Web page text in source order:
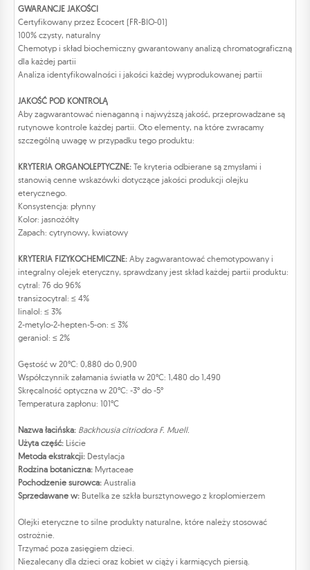
GWARANCJE JAKOŚCI
Certyfikowany przez Ecocert (FR-BIO-01)
100% czysty, naturalny
Chemotyp i skład biochemiczny gwarantowany analizą chromatograficzną
dla każdej partii
Analiza identyfikowalności i jakości każdej wyprodukowanej partii
JAKOŚĆ POD KONTROLĄ
Aby zagwarantować nienaganną i najwyższą jakość, przeprowadzane są
rutynowe kontrole każdej partii. Oto elementy, na które zwracamy
szczególną uwagę w przypadku tego produktu:
KRYTERIA ORGANOLEPTYCZNE: Te kryteria odbierane są zmysłami i
stanowią cenne wskazówki dotyczące jakości produkcji olejku
eterycznego.
Konsystencja: płynny
Kolor: jasnożółty
Zapach: cytrynowy, kwiatowy
KRYTERIA FIZYKOCHEMICZNE: Aby zagwarantować chemotypowany i
integralny olejek eteryczny, sprawdzany jest skład każdej partii produktu:
cytral: 76 do 96%
transizocytral: ≤ 4%
linalol: ≤ 3%
2-metylo-2-hepten-5-on: ≤ 3%
geraniol: ≤ 2%
Gęstość w 20°C: 0,880 do 0,900
Współczynnik załamania światła w 20°C: 1,480 do 1,490
Skręcalność optyczna w 20°C: -3° do -5°
Temperatura zapłonu: 101°C
Nazwa łacińska: Backhousia citriodora F. Muell.
Użyta część: Liście
Metoda ekstrakcji: Destylacja
Rodzina botaniczna: Myrtaceae
Pochodzenie surowca: Australia
Sprzedawane w: Butelka ze szkła bursztynowego z kroplomierzem
Olejki eteryczne to silne produkty naturalne, które należy stosować
ostrożnie.
Trzymać poza zasięgiem dzieci.
Niezalecany dla dzieci oraz kobiet w ciąży i karmiących piersią.